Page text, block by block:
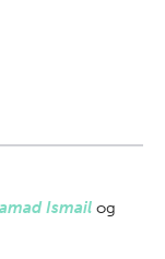
Ismail og